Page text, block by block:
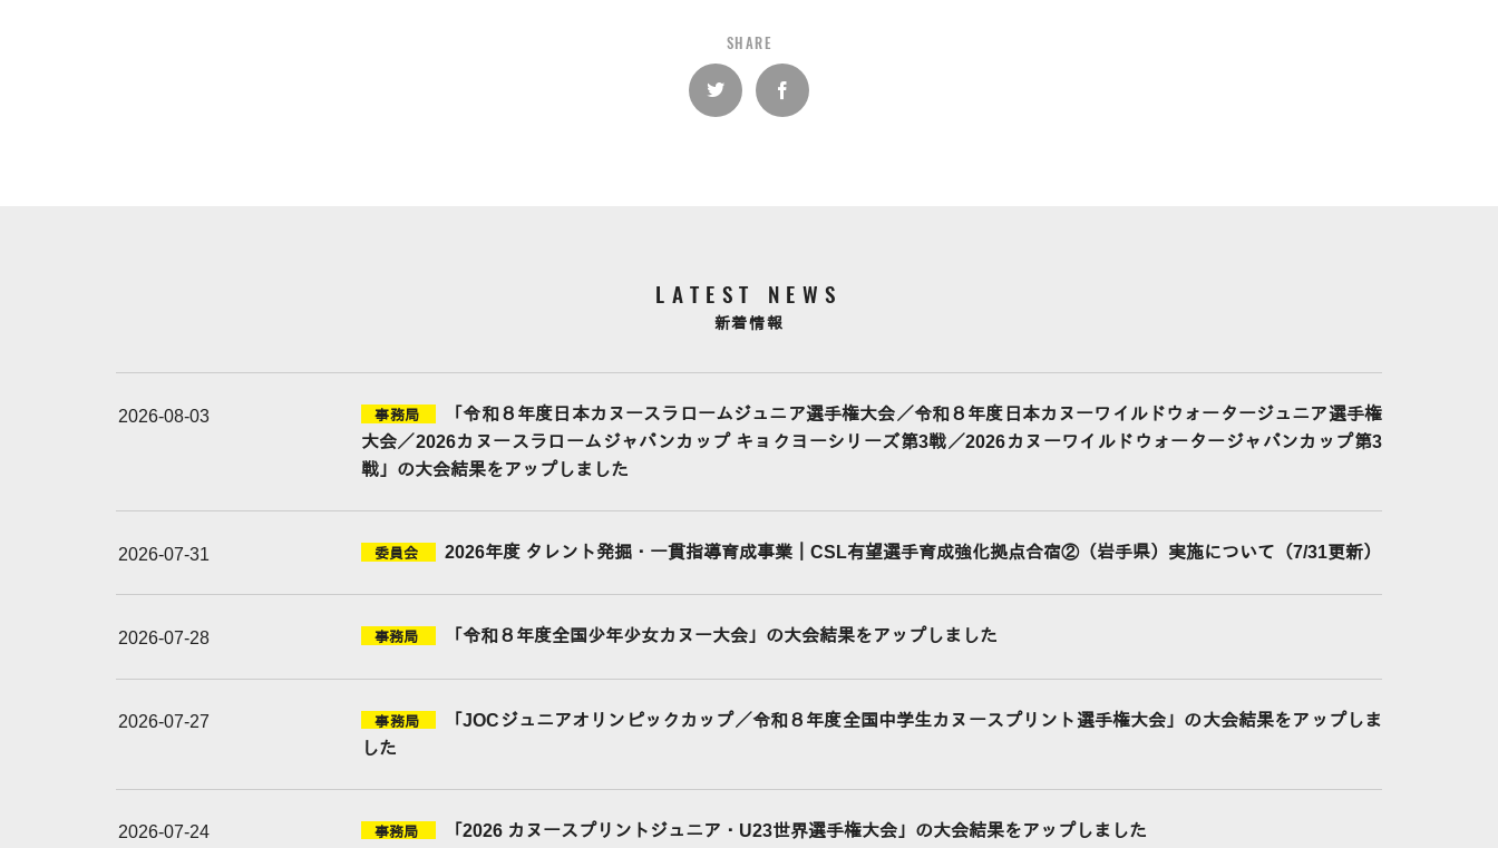
SHARE
LATEST NEWS
新着情報
2026-08-03 事務局
「令和８年度日本カヌースラロームジュニア選手権大会／令和８年度日本カヌーワイルドウォータージュニア選手権
大会／2026カヌースラロームジャパンカップ キョクヨーシリーズ第3戦／2026カヌーワイルドウォータージャパンカップ第3
戦」の大会結果をアップしました
2026-07-31 委員会 2026年度 タレント発掘・一貫指導育成事業｜CSL有望選手育成強化拠点合宿②（岩手県）実施について（7/31更新）
2026-07-28 事務局 「令和８年度全国少年少女カヌー大会」の大会結果をアップしました
2026-07-27 事務局
「JOCジュニアオリンピックカップ／令和８年度全国中学生カヌースプリント選手権大会」の大会結果をアップしま
した
2026-07-24 事務局 「2026 カヌースプリントジュニア・U23世界選手権大会」の大会結果をアップしました